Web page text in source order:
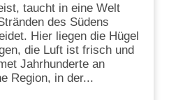
taucht in eine Welt
des Südens
Hier liegen die Hügel
die Luft ist frisch und
Jahrhunderte an
Region, in der...